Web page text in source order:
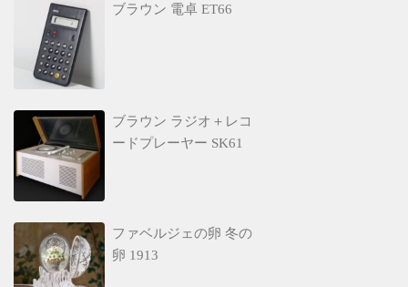
ブラウン 電卓 ET66
ブラウン ラジオ＋レコ
ードプレーヤー SK61
ファベルジェの卵 冬の
卵 1913